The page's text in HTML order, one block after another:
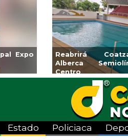
Aplicará CMAS el
Tandeo durante agosto
Estado Policiaca